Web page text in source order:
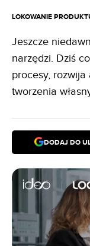
LOKOWANIE
Jeszcze
narzędzi. Dziś
procesy,
tworzenia
DODAJ DO